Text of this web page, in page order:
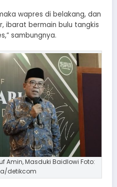
wapres di belakang, dan
ibarat bermain bulu tangkis
sambungnya.
Amin, Masduki Baidlowi Foto:
detikcom